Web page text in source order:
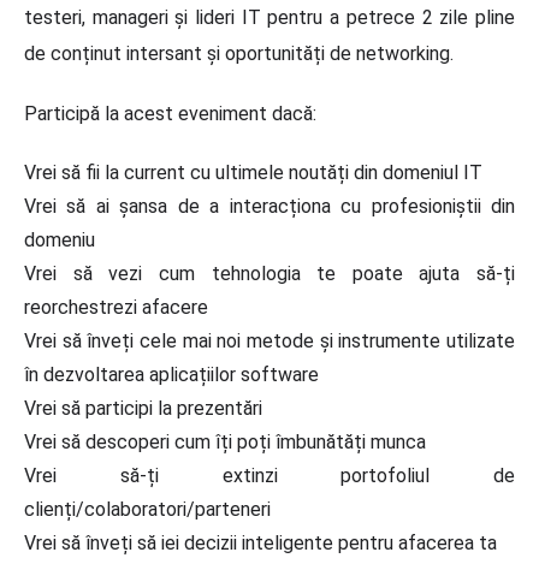
testeri, manageri și lideri IT pentru a petrece 2 zile pline
de conținut intersant și oportunități de networking.
Participă la acest eveniment dacă:
Vrei să fii la current cu ultimele noutăți din domeniul IT
Vrei să ai șansa de a interacționa cu profesioniștii din
domeniu
Vrei să vezi cum tehnologia te poate ajuta să-ți
reorchestrezi afacere
Vrei să înveți cele mai noi metode și instrumente utilizate
în dezvoltarea aplicațiilor software
Vrei să participi la prezentări
Vrei să descoperi cum îți poți îmbunătăți munca
Vrei să-ți extinzi portofoliul de
clienți/colaboratori/parteneri
Vrei să înveți să iei decizii inteligente pentru afacerea ta